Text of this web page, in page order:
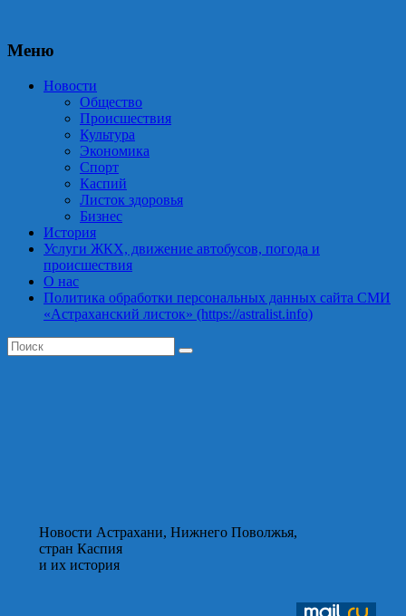
Меню
Новости
Общество
Происшествия
Культура
Экономика
Спорт
Каспий
Листок здоровья
Бизнес
История
Услуги ЖКХ, движение автобусов, погода и
происшествия
О нас
Политика обработки персональных данных сайта СМИ
«Астраханский листок» (https://astralist.info)
Новости Астрахани, Нижнего Поволжья,
стран Каспия
и их история